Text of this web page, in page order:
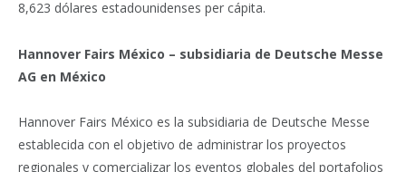
8,623 dólares estadounidenses per cápita.
Hannover Fairs México – subsidiaria de Deutsche Messe
AG en México
Hannover Fairs México es la subsidiaria de Deutsche Messe
establecida con el objetivo de administrar los proyectos
regionales y comercializar los eventos globales del portafolios